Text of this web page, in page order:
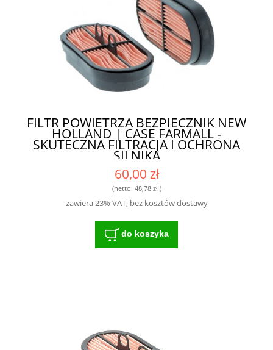
FILTR POWIETRZA BEZPIECZNIK NEW
HOLLAND | CASE FARMALL -
SKUTECZNA FILTRACJA I OCHRONA
SILNIKA
60,00 zł
(netto: 48,78 zł)
zawiera 23% VAT, bez kosztów dostawy
do koszyka